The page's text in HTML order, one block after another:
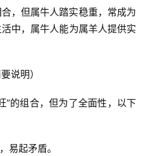
，但属牛人踏实稳重，常成为
中，属牛人能为属羊人提供实
说明）
”的组合，但为了全面性，以下
易起矛盾。